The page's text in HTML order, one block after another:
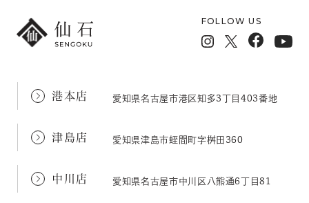
FOLLOW US
港本店 愛知県名古屋市港区知多3丁目403番地
津島店 愛知県津島市蛭間町字桝田360
中川店 愛知県名古屋市中川区八熊通6丁目81